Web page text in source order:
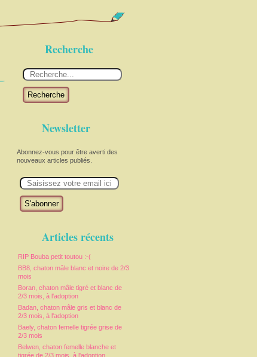
Recherche
Recherche
Newsletter
Abonnez-vous pour être averti des
nouveaux articles publiés.
m
Articles récents
RIP Bouba petit toutou :-(
BB8, chaton mâle blanc et noire de 2/3
mois
Boran, chaton mâle tigré et blanc de
2/3 mois, à l'adoption
Badan, chaton mâle gris et blanc de
2/3 mois, à l'adoption
Baely, chaton femelle tigrée grise de
2/3 mois
Belwen, chaton femelle blanche et
tigrée de 2/3 mois, à l'adoption